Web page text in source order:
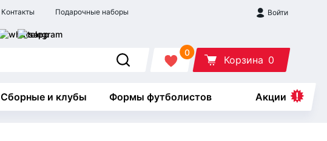
Контакты Подарочные наборы Войти
0
Корзина 0
Сборные и клубы Формы футболистов Акции